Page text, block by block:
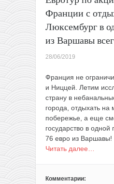
Франции с
Люксембург в
из Варшавы
28/06/2019
Франция не
и Ниццей. Летим
страну в
города, отдыхать на
побережье, а еще
государство в одной
76 евро из Варшавы!
Читать далее…
Комментарии: